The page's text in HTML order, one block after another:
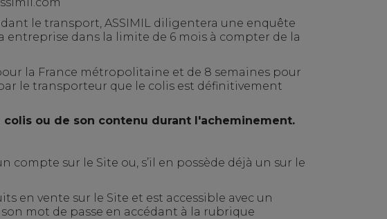
le transport, ASSIMIL diligentera une enquête
entreprise dans la limite de 6 mois à compter de la
la France métropolitaine et de 8 semaines pour
le transporteur que le colis est définitivement
ou de son contenu durant l'acheminement.
sur le Site ou, s’il en possède déjà un sur le
en vente sur le Site et est accessible avec un
mot de passe en accédant à la rubrique